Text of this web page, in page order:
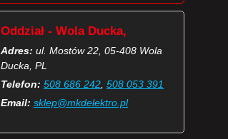
Oddział - Wola Ducka,
Adres: ul. Mostów 22, 05-408 Wola
Ducka, PL
Telefon: 508 686 242 508 053 391
Email: sklep@mkdelektro.pl